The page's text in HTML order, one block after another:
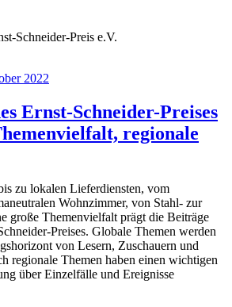
Schneider-Preis e.V.
2022
Ernst-Schneider-Preises
regionale
zu lokalen Lieferdiensten, vom
Wohnzimmer, von Stahl- zur
große Themenvielfalt prägt die Beiträge
Preises. Globale Themen werden
von Lesern, Zuschauern und
regionale Themen haben einen wichtigen
über Einzelfälle und Ereignisse